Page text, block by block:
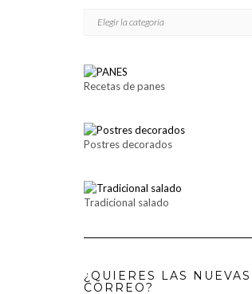
Recetas de panes
Postres decorados
Tradicional salado
¿QUIERES LAS
CORREO?